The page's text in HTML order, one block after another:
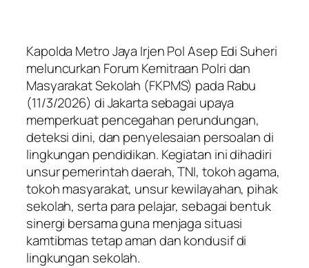
Kapolda Metro Jaya Irjen Pol Asep Edi Suheri
meluncurkan Forum Kemitraan Polri dan
Masyarakat Sekolah (FKPMS) pada Rabu
(11/3/2026) di Jakarta sebagai upaya
memperkuat pencegahan perundungan,
deteksi dini, dan penyelesaian persoalan di
lingkungan pendidikan. Kegiatan ini dihadiri
unsur pemerintah daerah, TNI, tokoh agama,
tokoh masyarakat, unsur kewilayahan, pihak
sekolah, serta para pelajar, sebagai bentuk
sinergi bersama guna menjaga situasi
kamtibmas tetap aman dan kondusif di
lingkungan sekolah.